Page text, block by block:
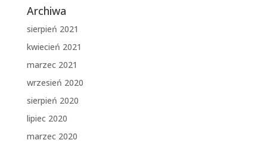
Archiwa
sierpień 2021
kwiecień 2021
marzec 2021
wrzesień 2020
sierpień 2020
lipiec 2020
marzec 2020